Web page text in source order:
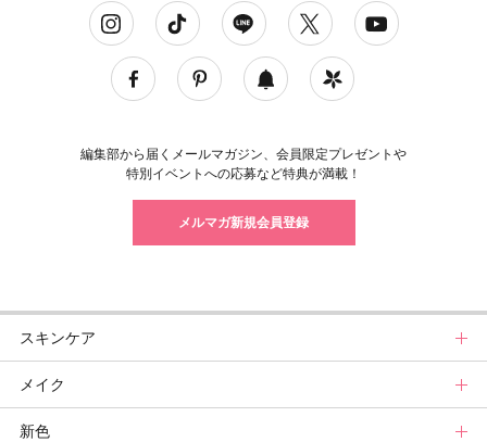
編集部から届くメールマガジン、会員限定プレゼントや
特別イベントへの応募など特典が満載！
メルマガ新規会員登録
スキンケア
スキンケアトップ
ニュース
メイク
メイクトップ
新色